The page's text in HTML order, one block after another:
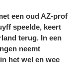
een oud AZ-prof
speelde, keert
terug. In een
neemt
het wel en wee